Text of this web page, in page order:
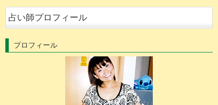
占い師プロフィール
プロフィール